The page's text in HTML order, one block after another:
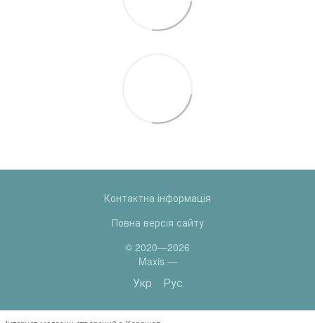
Контактна інформація
Повна версія сайту
© 2020—2026
Maxis —
Укр Рус